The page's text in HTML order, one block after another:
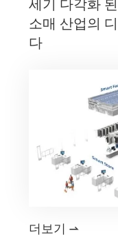
세기 다각화
소매 산업의
다
더보기 